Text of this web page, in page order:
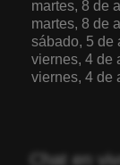
martes, 8 de
martes, 8 de
sábado, 5 de
viernes, 4 de
viernes, 4 de
Chat en